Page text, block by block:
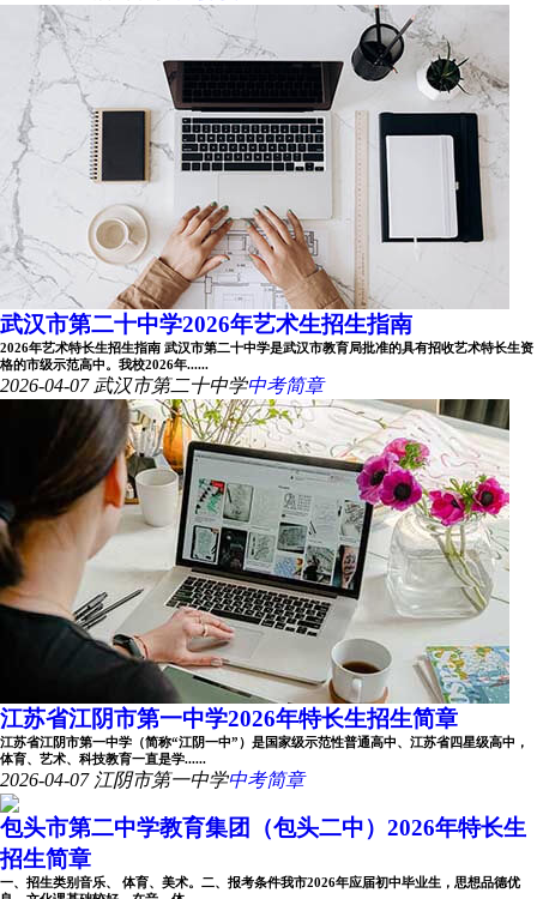
武汉市第二十中学2026年艺术生招生指南
2026年艺术特长生招生指南 武汉市第二十中学是武汉市教育局批准的具有招收艺术特长生资
格的市级示范高中。我校2026年......
2026-04-07 武汉市第二十中学中考简章
江苏省江阴市第一中学2026年特长生招生简章
江苏省江阴市第一中学（简称“江阴一中”）是国家级示范性普通高中、江苏省四星级高中，
体育、艺术、科技教育一直是学......
2026-04-07 江阴市第一中学中考简章
包头市第二中学教育集团（包头二中）2026年特长生
招生简章
一、招生类别音乐、 体育、美术。二、报考条件我市2026年应届初中毕业生，思想品德优